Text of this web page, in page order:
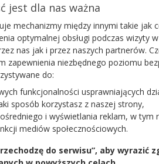
o wycofaniu z obiegu
Czym
jest dla nas ważna
mechanizmy między innymi takie jak
optymalnej obsługi podczas wizyty
nas jak i przez naszych partnerów.
zapewnienia niezbędnego poziomu
do:
funkcjonalności usprawniających
sposób korzystasz z naszej strony,
i wyświetlania reklam, w tym
mediów społecznościowych.
do serwisu”, aby wyrazić